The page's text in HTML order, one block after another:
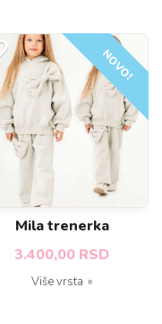
NOVO!
Mila trenerka
3.400,00 RSD
Više vrsta